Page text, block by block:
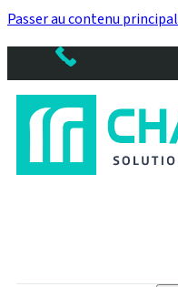
Passer au contenu principal